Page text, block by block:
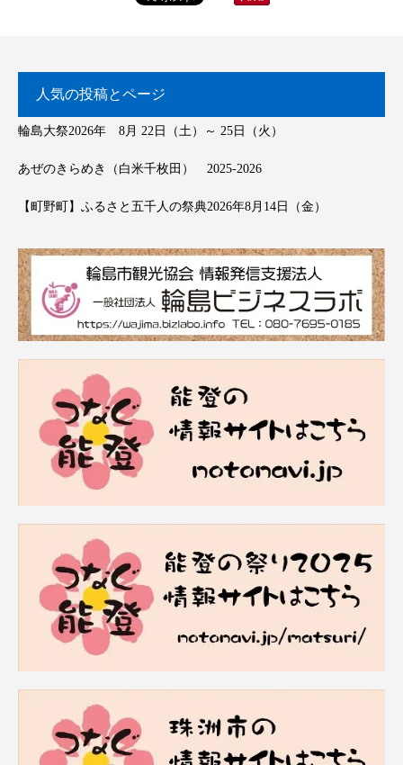
人気の投稿とページ
輪島大祭2026年 8月 22日（土）～ 25日（火）
あぜのきらめき（白米千枚田） 2025-2026
【町野町】ふるさと五千人の祭典2026年8月14日（金）